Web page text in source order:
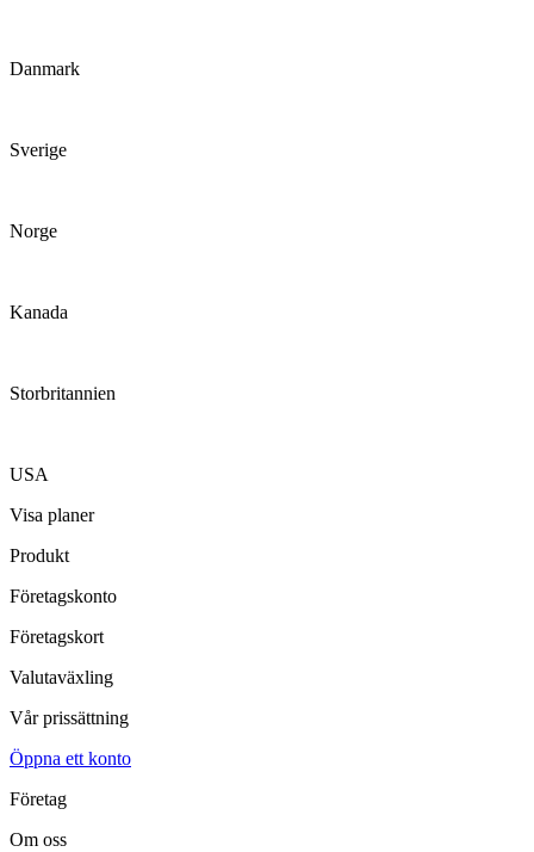
Danmark
Sverige
Norge
Kanada
Storbritannien
USA
Visa planer
Produkt
Företagskonto
Företagskort
Valutaväxling
Vår prissättning
Öppna ett konto
Företag
Om oss